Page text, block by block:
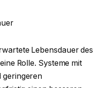
Lebensdauer des
Rolle. Systeme mit
geringeren